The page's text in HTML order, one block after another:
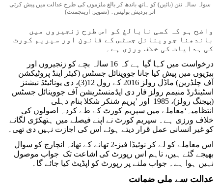
سولہ سالہ نتن (بائیں) کو ہاتھ باندھ کر بالغ ملزموں کی طرح عدالت میں پیش کرتی
اتر پردیش پولیس۔ (تصویر: ارینجمنٹ)
واضح ہو کہ کسی نابالغ کو اس طرح زنجیروں میں
باندھنا جووینائل جسٹس کے قانون اور سپریم کورٹ
کی ہدایات کی خلاف ورزی ہے۔
درخواست میں کہا گیا ہے کہ 16 سالہ بچے کو زنجیروں اور
بیڑیوں میں پیش کیا جانا جووینائل جسٹس (کیئر اینڈ پروٹیکشن
آف چلڈرین) ماڈل رولز 2016 کے رول 12(3)، دی یونائیٹڈ نیشنز
اسٹینڈرڈ منیمم رولز فار دی ایڈمنسٹریشن آف جووینائل جسٹس
(بیجنگ رولز)، 1985 اور ’پریم شنکر شکلا بنام دہلی
انتظامیہ‘معاملے میں سپریم کورٹ کے طے کردہ اصولوں کی
خلاف ورزی ہے۔ سپریم کورٹ نے اپنے فیصلے میں ہتھکڑی لگانے
کو غیر انسانی عمل قرار دیتے ہوئے اس کی اجازت نہیں دی تھی۔
اس معاملے کو لے کر نوئیڈا فیز-2 تھانے کے تھانہ انچارج کو سوال
بھیجے گئے ہیں، تاہم اس رپورٹ کی اشاعت تک جواب موصول
نہیں ہوا ہے۔ جواب ملنے پر رپورٹ کو اپڈیٹ کیا جائے گا۔
عدالت سے ملی ضمانت